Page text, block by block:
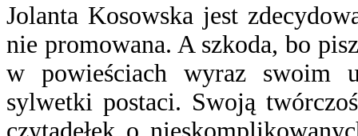
Jolanta Kosowska jest
nie promowana. A szkoda, bo
w powieściach wyraz swoim
sylwetki postaci. Swoją